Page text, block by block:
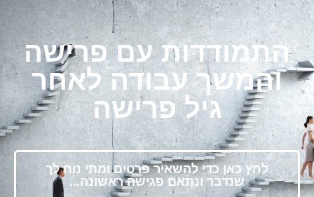
התמודדות עם פרישה
והמשך עבודה לאחר
גיל פרישה
לחץ כאן כדי להשאיר פרטים ומתי נוח לך
שנדבר ונתאם פגישה ראשונה...